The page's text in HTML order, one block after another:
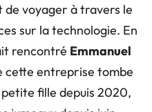
voyager à travers le
sur la technologie. En
rencontré Emmanuel
cette entreprise tombe
petite fille depuis 2020,